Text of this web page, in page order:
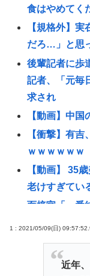
食はやめてく
【規格外】
だろ…」と思
後輩記者に歩
記者、「元毎
求され
【動画】中
【衝撃】有
ｗｗｗｗｗｗ
【動画】 35
老けすぎてい
面接官「一番
【衝撃】マ
う？」に驚が
1 : 2021/05/09(日)
近年